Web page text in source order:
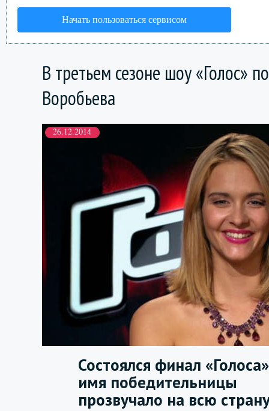
Начать пользоваться сервисом
В третьем сезоне шоу «Голос»
Воробьева
26.12.2014
Состоялся финал
имя победительницы
прозвучало на всю